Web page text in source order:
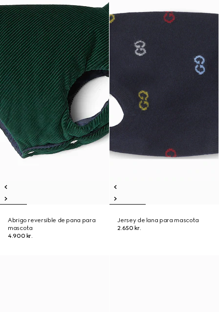
Abrigo reversible de pana para
mascota
4.900 kr.
Jersey de lana para mascota
2.650 kr.